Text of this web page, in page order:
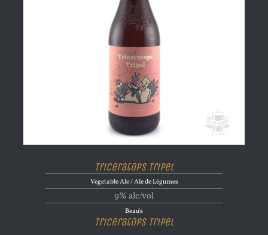
Triceratops Tripel
Vegetable Ale / Ale de Légumes
9% alc/vol
Beau's
Triceratops Tripel